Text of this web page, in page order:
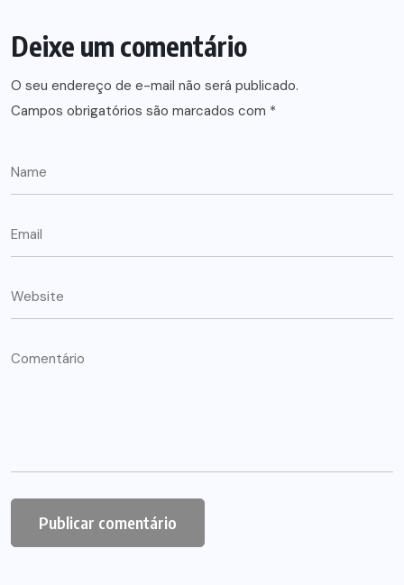
Deixe um comentário
O seu endereço de e-mail não será publicado.
Campos obrigatórios são marcados com *